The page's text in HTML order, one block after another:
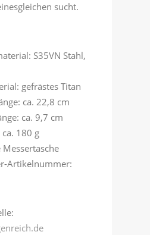
sucht.
S35VN Stahl,
gefrästes Titan
ca. 22,8 cm
ca. 9,7 cm
180 g
Artikelnummer: